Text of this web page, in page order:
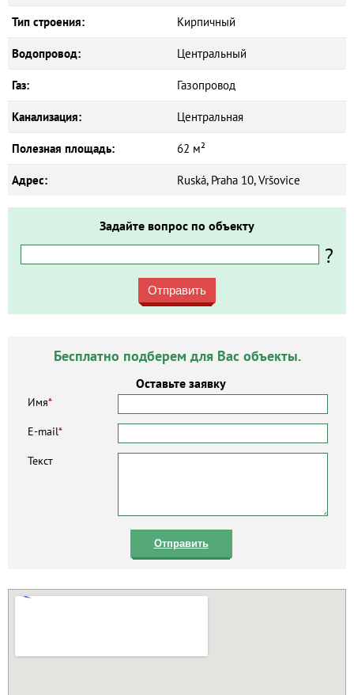
Тип строения: Кирпичный
Водопровод: Центральный
Газ: Газопровод
Канализация: Центральная
Полезная площадь: 62 м²
Адрес: Ruská, Praha 10, Vršovice
Задайте вопрос по объекту
?
Отправить
Бесплатно подберем для Вас объекты.
Оставьте заявку
Имя*
E-mail*
Текст
Отправить